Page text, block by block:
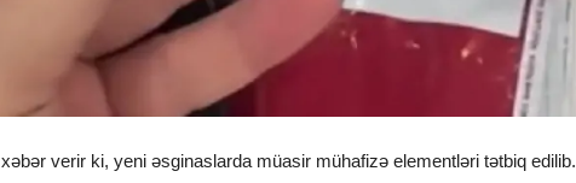
xəbər verir ki, yeni əsginaslarda müasir mühafizə elementləri tətbiq edilib.